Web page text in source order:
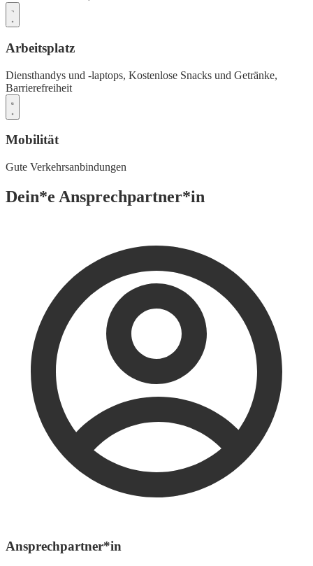
Arbeitsplatz
Diensthandys und -laptops, Kostenlose Snacks und Getränke,
Barrierefreiheit
Mobilität
Gute Verkehrsanbindungen
Dein*e Ansprechpartner*in
Ansprechpartner*in